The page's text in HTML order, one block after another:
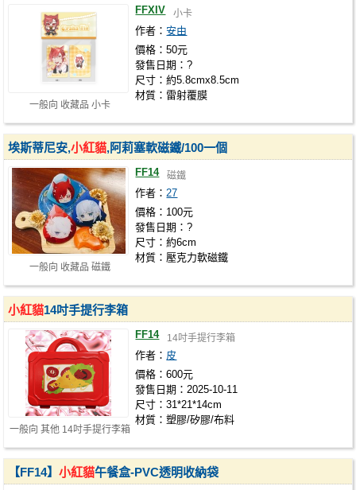
一般向 收藏品 小卡
FFXIV 小卡
作者：安由
價格：50元
發售日期：?
尺寸：約5.8cmx8.5cm
材質：雷射覆膜
一般向 收藏品 磁鐵
埃斯蒂尼安,小紅貓,阿莉塞軟磁鐵/100一個
FF14 磁鐵
作者：27
價格：100元
發售日期：?
尺寸：約6cm
材質：壓克力軟磁鐵
一般向 其他 14吋手提行李箱
小紅貓14吋手提行李箱
FF14 14吋手提行李箱
作者： 皮
價格：600元
發售日期：2025-10-11
尺寸：31*21*14cm
材質：塑膠/矽膠/布料
【FF14】小紅貓午餐盒-PVC透明收納袋